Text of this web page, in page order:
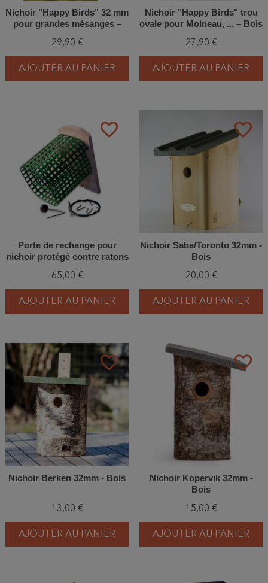
Nichoir "Happy Birds" 32 mm
pour grandes mésanges –
29,90 €
AJOUTER AU PANIER
Nichoir "Happy Birds" trou
ovale pour Moineau, ... – Bois
27,90 €
AJOUTER AU PANIER
favorite_border
Porte de rechange pour
nichoir protégé contre ratons
Schwegler (2GR-WBS -
838/1)
65,00 €
AJOUTER AU PANIER
favorite_border
Nichoir Saba/Toronto 32mm -
Bois
20,00 €
AJOUTER AU PANIER
favorite_border
Nichoir Berken 32mm - Bois
13,00 €
AJOUTER AU PANIER
favorite_border
Nichoir Kopervik 32mm -
Bois
15,00 €
AJOUTER AU PANIER